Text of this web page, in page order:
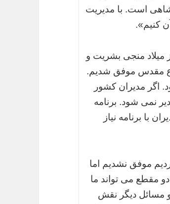
است. با مدیریت
کنیم».
منجی بشریت و
مقدس موفق شدیم.
اگر مدیران کشور
نمی شود. برنامه
با برنامه نیاز
موفق نشدیم اما
مقطع می تواند ما
مسائل دیگر نقش